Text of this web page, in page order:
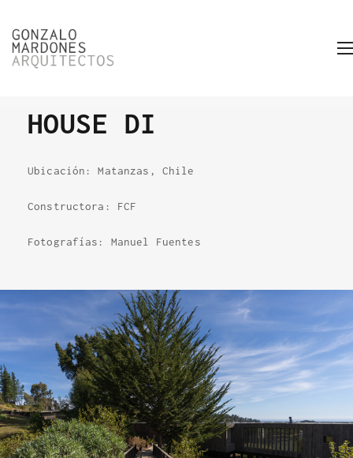
HOUSE DI
Ubicación: Matanzas, Chile
Constructora: FCF
Fotografías: Manuel Fuentes